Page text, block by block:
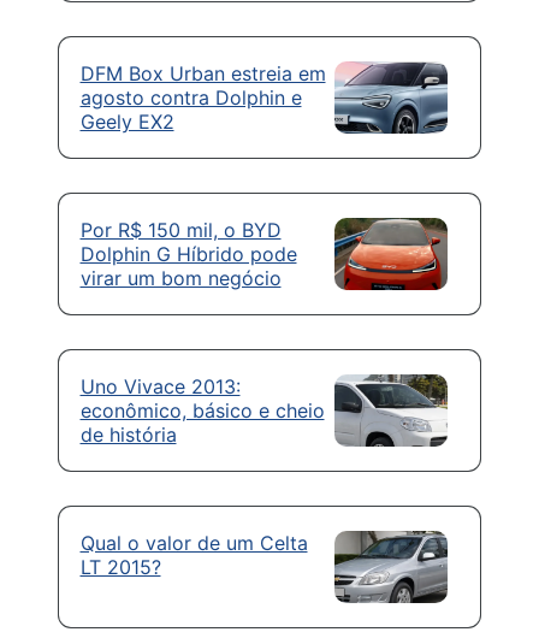
DFM Box Urban estreia em
agosto contra Dolphin e
Geely EX2
Por R$ 150 mil, o BYD
Dolphin G Híbrido pode
virar um bom negócio
Uno Vivace 2013:
econômico, básico e cheio
de história
Qual o valor de um Celta
LT 2015?